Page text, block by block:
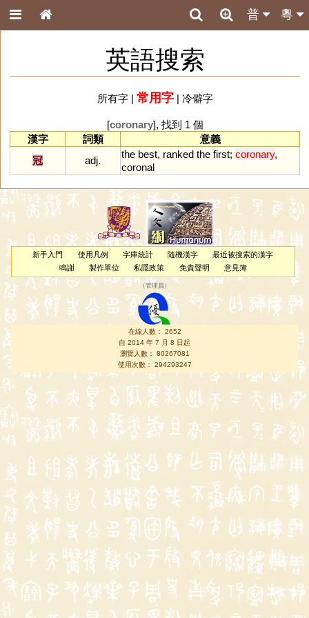
粵
普
英語搜索
所有字| 常用字| 冷僻字
[coronary], 找到 1 個
漢字
詞類
意義
冠
adj.
the best, ranked the first; coronary,
coronal
新手入門 使用凡例 字庫統計 隨機漢字
最近被搜索的漢字
鳴謝
製作單位 私隱政策 免責聲明 意見簿
（管理員 ）
在線人數： 2652
自 2014 年 7 月 8 日起
瀏覽人數： 80267081
使用次數： 294293247